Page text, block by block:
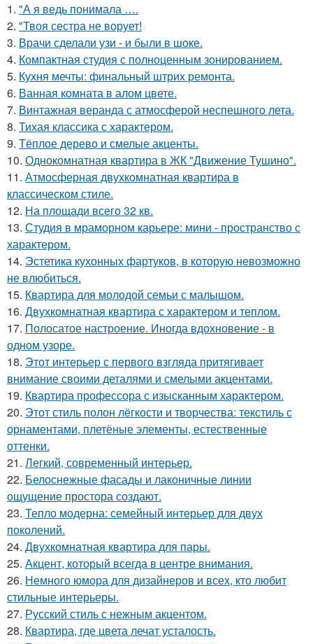
1. "А я ведь понимала ….
2. "Твоя сестра не ворует!
3. Врачи сделали узи - и были в шоке.
4. Компактная студия с полноценным зонированием.
5. Кухня мечты: финальный штрих ремонта.
6. Ванная комната в алом цвете.
7. Винтажная веранда с атмосферой неспешного лета.
8. Тихая классика с характером.
9. Тёплое дерево и смелые акценты.
10. Однокомнатная квартира в ЖК "Движение Тушино".
11. Атмосферная двухкомнатная квартира в
классическом стиле.
12. На площади всего 32 кв.
13. Студия в мраморном карьере: мини - пространство с
характером.
14. Эстетика кухонных фартуков, в которую невозможно
не влюбиться.
15. Квартира для молодой семьи с малышом.
16. Двухкомнатная квартира с характером и теплом.
17. Полосатое настроение. Иногда вдохновение - в
одном узоре.
18. Этот интерьер с первого взгляда притягивает
внимание своими деталями и смелыми акцентами.
19. Квартира профессора с изысканным характером.
20. Этот стиль полон лёгкости и творчества: текстиль с
орнаментами, плетёные элементы, естественные
оттенки.
21. Легкий, современный интерьер.
22. Белоснежные фасады и лаконичные линии
ощущение простора создают.
23. Тепло модерна: семейный интерьер для двух
поколений.
24. Двухкомнатная квартира для пары.
25. Акцент, который всегда в центре внимания.
26. Немного юмора для дизайнеров и всех, кто любит
стильные интерьеры.
27. Русский стиль с нежным акцентом.
28. Квартира, где цвета лечат усталость.